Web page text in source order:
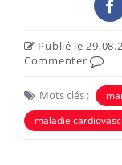
Publié le
Commenter
Mots clés :
maladie